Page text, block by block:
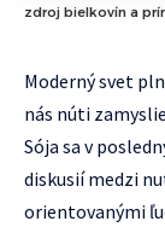
zdroj bielkovín a
Moderný svet
nás núti
Sója sa v
diskusií medzi
orientovanými